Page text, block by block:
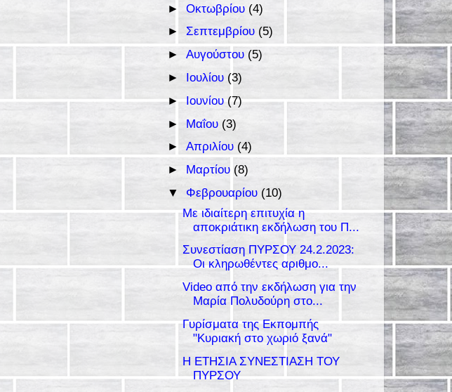
► Οκτωβρίου (4)
► Σεπτεμβρίου (5)
► Αυγούστου (5)
► Ιουλίου (3)
►Ιουνίου (7)
► Μαΐου (3)
► Απριλίου (4)
►
Μαρτίου (8)
▼ Φεβρουαρίου (10)
Με ιδιαίτερη επιτυχία η
αποκριάτικη εκδήλωση του Π...
Συνεστίαση ΠΥΡΣΟΥ 24.2.2023:
Οι κληρωθέντες αριθμο...
Video από την εκδήλωση για την
Μαρία Πολυδούρη στο...
Γυρίσματα της Εκπομπής
"Κυριακή στο χωριό ξανά"
Η ΕΤΗΣΙΑ ΣΥΝΕΣΤΙΑΣΗ ΤΟΥ
ΠΥΡΣΟΥ